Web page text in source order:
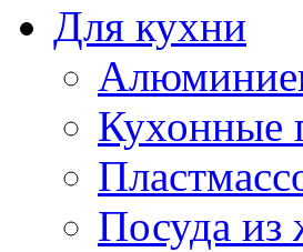
Для кухни
Кухонные
Посуда из